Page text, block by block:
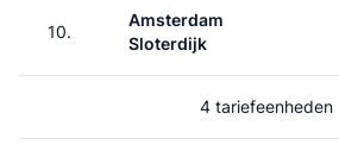
10.
Amsterdam
Sloterdijk
4 tariefeenheden